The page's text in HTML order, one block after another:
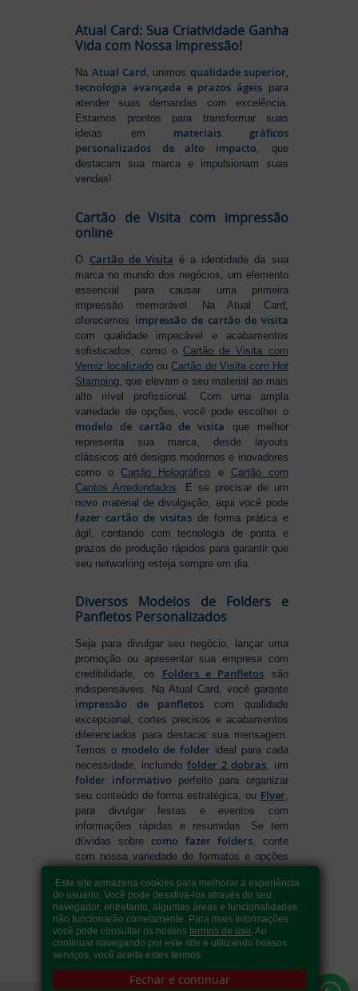
Atual Card: Sua Criatividade Ganha
Vida com Nossa Impressão!
Na Atual Card, unimos qualidade superior,
tecnologia avançada e prazos ágeispara
atender suas demandas com excelência.
Estamos prontos para transformar suas
ideias em materiais gráficos
personalizados de alto impacto, que
destacam sua marca e impulsionam suas
vendas!
Cartão de Visita com impressão
online
O Cartão de Visita é a identidade da sua
marca no mundo dos negócios, um elemento
essencial para causar uma primeira
impressão memorável. Na Atual Card,
oferecemos impressão de cartão de visita
com qualidade impecável e acabamentos
sofisticados, como o Cartão de Visita com
Verniz localizado ouCartão de Visita com Hot
Stamping , que elevam o seu material ao mais
alto nível profissional. Com uma ampla
variedade de opções, você pode escolher o
modelo de cartão de visita que melhor
representa sua marca, desde layouts
clássicos até designs modernos e inovadores
como oCartão Holográfico e Cartão com
Cantos Arredondados . E se precisar de um
novo material de divulgação, aqui você pode
fazer cartão de visitas de forma prática e
ágil, contando com tecnologia de ponta e
prazos de produção rápidos para garantir que
seu networking esteja sempre em dia.
Diversos Modelos de Folders e
Panfletos Personalizados
Seja para divulgar seu negócio, lançar uma
promoção ou apresentar sua empresa com
credibilidade, os Folders e Panfletos são
indispensáveis. Na Atual Card, você garante
impressão de panfletos com qualidade
excepcional, cortes precisos e acabamentos
diferenciados para destacar sua mensagem.
Temos o modelo de folder ideal para cada
necessidade, incluindofolder 2 dobras, um
folder informativo perfeito para organizar
seu conteúdo de forma estratégica, ou Flyer,
para divulgar festas e eventos com
informações rápidas e resumidas. Se tem
dúvidas sobrecomo fazer folders, conte
com nossa variedade de formatos e opções
destaca. Produção ágil, entrega rápida e
qualidade garantida para levar sua
comunicação a outro nível!
Este site armazena cookies para melhorar a experiência
do usuário. Você pode desativá-los através do seu
navegador, entretanto, algumas áreas e funcionalidades
não funcionarão corretamente. Para mais informações
você pode consultar os nossostermos de uso. Ao
continuar navegando por este site e utilizando nossos
serviços, você aceita estes termos.
Fechar e continuar